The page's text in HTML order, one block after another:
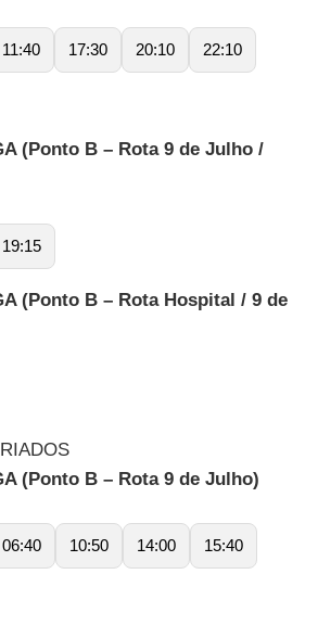
11:40 17:30 20:10 22:10
(Ponto B – Rota 9 de Julho /
19:15
(Ponto B – Rota Hospital / 9 de
(Ponto B – Rota 9 de Julho)
06:40 10:50 14:00 15:40